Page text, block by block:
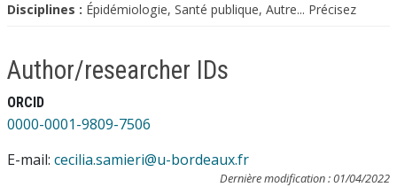
Disciplines : Épidémiologie, Santé publique, Autre... Précisez
Author/researcher IDs
ORCID
0000-0001-9809-7506
E-mail: cecilia.samieri@u-bordeaux.fr
Dernière modification : 01/04/2022